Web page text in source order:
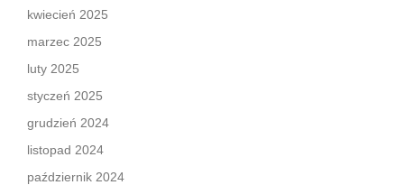
kwiecień 2025
marzec 2025
luty 2025
styczeń 2025
grudzień 2024
listopad 2024
październik 2024